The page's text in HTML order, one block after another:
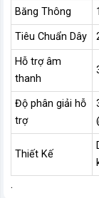
Băng Thông
Tiêu Chuẩn Dây
Hỗ trợ âm
thanh
Độ phân giải hỗ
trợ
Thiết Kế
.